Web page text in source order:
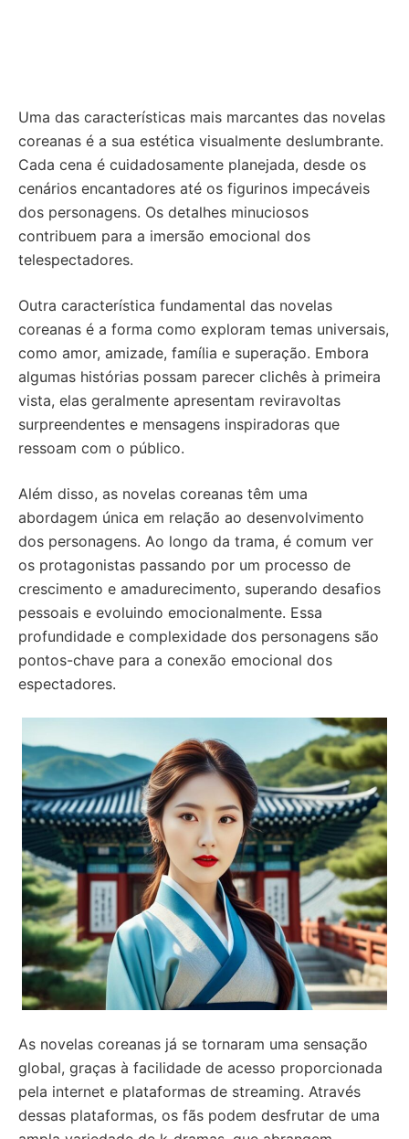
Uma das características mais marcantes das novelas
coreanas é a sua estética visualmente deslumbrante.
Cada cena é cuidadosamente planejada, desde os
cenários encantadores até os figurinos impecáveis
dos personagens. Os detalhes minuciosos
contribuem para a imersão emocional dos
telespectadores.
Outra característica fundamental das novelas
coreanas é a forma como exploram temas universais,
como amor, amizade, família e superação. Embora
algumas histórias possam parecer clichês à primeira
vista, elas geralmente apresentam reviravoltas
surpreendentes e mensagens inspiradoras que
ressoam com o público.
Além disso, as novelas coreanas têm uma
abordagem única em relação ao desenvolvimento
dos personagens. Ao longo da trama, é comum ver
os protagonistas passando por um processo de
crescimento e amadurecimento, superando desafios
pessoais e evoluindo emocionalmente. Essa
profundidade e complexidade dos personagens são
pontos-chave para a conexão emocional dos
espectadores.
As novelas coreanas já se tornaram uma sensação
global, graças à facilidade de acesso proporcionada
pela internet e plataformas de streaming. Através
dessas plataformas, os fãs podem desfrutar de uma